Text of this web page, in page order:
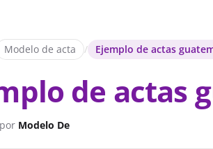
Modelo de acta / Ejemplo de actas
de actas
Modelo De